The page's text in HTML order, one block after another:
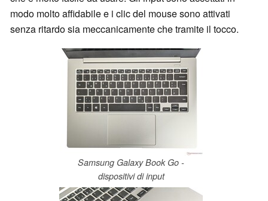
modo molto affidabile e i clic del mouse sono attivati
senza ritardo sia meccanicamente che tramite il tocco.
Samsung Galaxy Book Go -
dispositivi di input